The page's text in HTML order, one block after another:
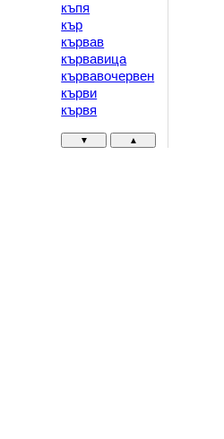
къпя
кър
кървав
кървавица
кървавочервен
кърви
кървя
▼ ▲